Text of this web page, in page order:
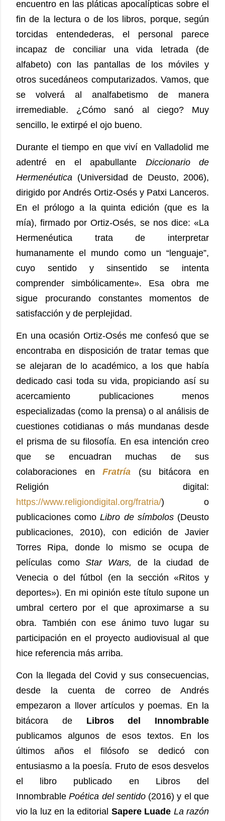
encuentro en las pláticas apocalípticas sobre el
fin de la lectura o de los libros, porque, según
torcidas entendederas, el personal parece
incapaz de conciliar una vida letrada (de
alfabeto) con las pantallas de los móviles y
otros sucedáneos computarizados. Vamos, que
se volverá al analfabetismo de manera
irremediable. ¿Cómo sanó al ciego? Muy
sencillo, le extirpé el ojo bueno.
Durante el tiempo en que viví en Valladolid me
adentré en el apabullante Diccionario de
Hermenéutica (Universidad de Deusto, 2006),
dirigido por Andrés Ortiz-Osés y Patxi Lanceros.
En el prólogo a la quinta edición (que es la
mía), firmado por Ortiz-Osés, se nos dice: «La
Hermenéutica trata de interpretar
humanamente el mundo como un “lenguaje”,
cuyo sentido y sinsentido se intenta
comprender simbólicamente». Esa obra me
sigue procurando constantes momentos de
satisfacción y de perplejidad.
En una ocasión Ortiz-Osés me confesó que se
encontraba en disposición de tratar temas que
se alejaran de lo académico, a los que había
dedicado casi toda su vida, propiciando así su
acercamiento publicaciones menos
especializadas (como la prensa) o al análisis de
cuestiones cotidianas o más mundanas desde
el prisma de su filosofía. En esa intención creo
que se encuadran muchas de sus
colaboraciones enFratría (su bitácora en
Religión digital:
https://www.religiondigital.org/fratria/) o
publicaciones comoLibro de símbolos(Deusto
publicaciones, 2010), con edición de Javier
Torres Ripa, donde lo mismo se ocupa de
películas comoStar Wars,
de la ciudad de
Venecia o del fútbol (en la sección «Ritos y
deportes»). En mi opinión este título supone un
umbral certero por el que aproximarse a su
obra. También con ese ánimo tuvo lugar su
participación en el proyecto audiovisual al que
hice referencia más arriba.
Con la llegada del Covid y sus consecuencias,
desde la cuenta de correo de Andrés
empezaron a llover artículos y poemas. En la
bitácora de Libros del Innombrable
publicamos algunos de esos textos. En los
últimos años el filósofo se dedicó con
entusiasmo a la poesía. Fruto de esos desvelos
el libro publicado en Libros del
InnombrablePoética del sentido(2016) y el que
vio la luz en la editorial Sapere Luade La razón